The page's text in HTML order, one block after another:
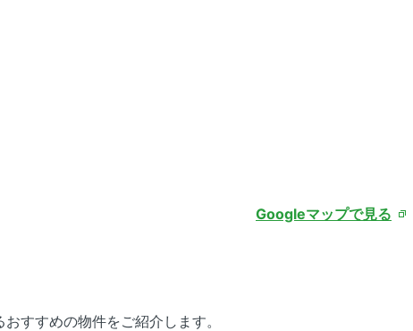
Googleマップで見る
すすめの物件をご紹介します。